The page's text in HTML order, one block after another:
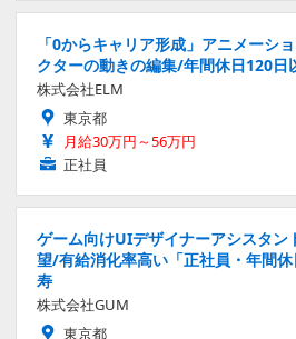
「0からキャリア形成」アニメーシ
クターの動きの編集/年間休日120日
株式会社ELM
東京都
月給30万円～56万円
正社員
ゲーム向けUIデザイナーアシスタン
望/有給消化率高い「正社員・年間
寿
株式会社GUM
東京都